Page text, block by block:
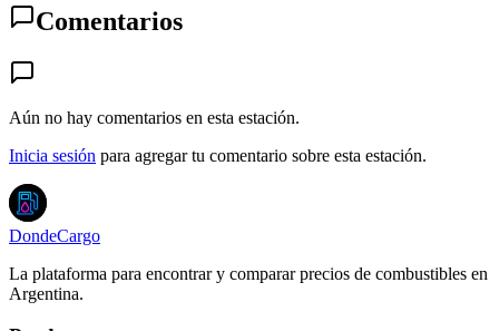
Comentarios
Aún no hay comentarios en esta estación.
Inicia sesión para agregar tu comentario sobre esta estación.
DondeCargo
La plataforma para encontrar y comparar precios de combustibles en
Argentina.